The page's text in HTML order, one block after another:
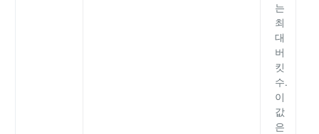
는
최
대
버
킷
수.
이
값
은